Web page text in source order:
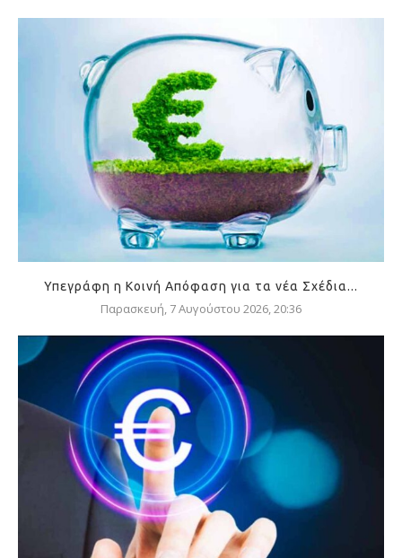
Υπεγράφη η Κοινή Απόφαση για τα νέα Σχέδια...
Παρασκευή, 7 Αυγούστου 2026, 20:36